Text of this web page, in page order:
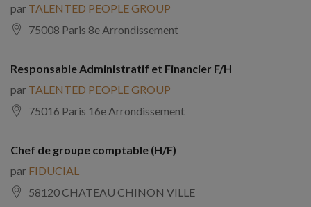
par TALENTED PEOPLE GROUP
75008 Paris 8e Arrondissement
Responsable Administratif et Financier F/H
par TALENTED PEOPLE GROUP
75016 Paris 16e Arrondissement
Chef de groupe comptable (H/F)
par FIDUCIAL
58120 CHATEAU CHINON VILLE